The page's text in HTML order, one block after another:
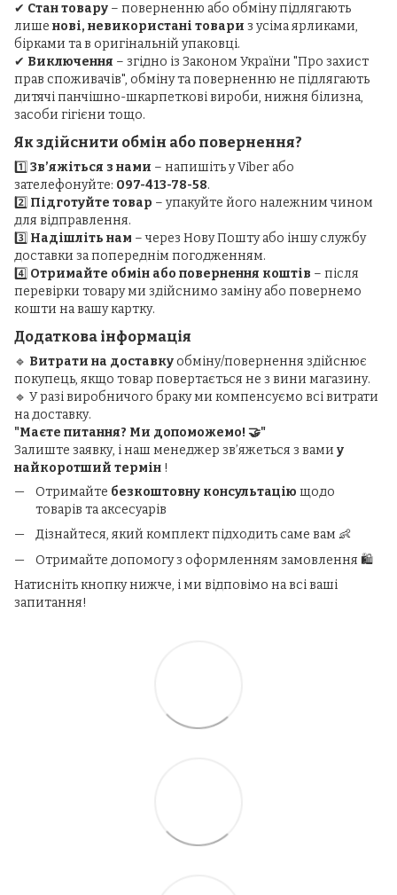
✔ Стан товару – поверненню або обміну підлягають
лише нові, невикористані товари з усіма ярликами,
бірками та в оригінальній упаковці.
✔ Виключення – згідно із Законом України "Про захист
прав споживачів", обміну та поверненню не підлягають
дитячі панчішно-шкарпеткові вироби, нижня білизна,
засоби гігієни тощо.
Як здійснити обмін або повернення?
1️⃣ Зв’яжіться з нами – напишіть у Viber або
зателефонуйте: 097-413-78-58.
2️⃣ Підготуйте товар – упакуйте його належним чином
для відправлення.
3️⃣ Надішліть нам – через Нову Пошту або іншу службу
доставки за попереднім погодженням.
4️⃣ Отримайте обмін або повернення коштів – після
перевірки товару ми здійснимо заміну або повернемо
кошти на вашу картку.
Додаткова інформація
🔹 Витрати на доставкуобміну/повернення здійснює
покупець, якщо товар повертається не з вини магазину.
🔹 У разі виробничого браку ми компенсуємо всі витрати
на доставку.
"Маєте питання? Ми допоможемо! 🤝"
Залиште заявку, і наш менеджер зв’яжеться з вами у
найкоротший термін !
Отримайте безкоштовну консультацію щодо
товарів та аксесуарів
Дізнайтеся, який комплект підходить саме вам 👶
Отримайте допомогу з оформленням замовлення 🛍️
Натисніть кнопку нижче, і ми відповімо на всі ваші
запитання!